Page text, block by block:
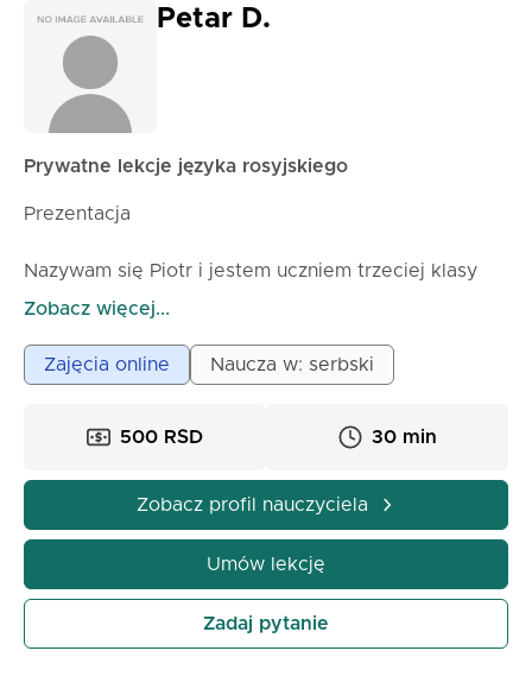
rosyjsku — uczą się myśleć po rosyjsku i rozumieć
świat za językiem. Jeśli szukasz znaczących,
inspirujących i ustrukturyzowanych lekcji, które
pomogą ci nie tylko opanować rosyjską gramatykę,
ale także naprawdę połączyć się z kulturą —
zapraszam na moje zajęcia.
Petar D.
Prywatne lekcje języka rosyjskiego
Prezentacja
Nazywam się Piotr i jestem uczniem trzeciej klasy
liceum, na kierunku bilingwalnym z językiem
rosyjskiego, a chcę przekazać swoją wiedzę innym
poprzez lekcje online dostosowane do dzieci z
Jako uczeń kierunku bilingwalnego, mam bogate
doświadczenie w nauce języka rosyjskiego na
wysokim poziomie. Poza edukacją szkolną, aktywnie
używam rosyjskiego w różnych projektach,
komunikacji i pracy z rówieśnikami. Moje
Zobacz więcej...
Zajęcia online Naucza w: serbski
500 RSD 30 min
Zobacz profil nauczyciela
Umów lekcję
Zadaj pytanie